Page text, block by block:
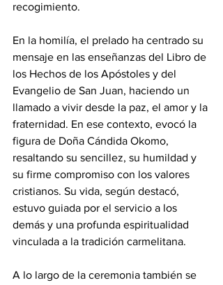
recogimiento.
En la homilía, el prelado ha centrado su
mensaje en las enseñanzas del Libro de
los Hechos de los Apóstoles y del
Evangelio de San Juan, haciendo un
llamado a vivir desde la paz, el amor y la
fraternidad. En ese contexto, evocó la
figura de Doña Cándida Okomo,
resaltando su sencillez, su humildad y
su firme compromiso con los valores
cristianos. Su vida, según destacó,
estuvo guiada por el servicio a los
demás y una profunda espiritualidad
vinculada a la tradición carmelitana.
A lo largo de la ceremonia también se